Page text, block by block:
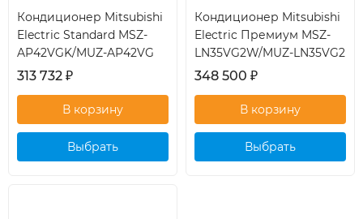
Кондиционер Mitsubishi
Electric Standard MSZ-
AP42VGK/MUZ-AP42VG
313 732 ₽
Выбрать
Кондиционер Mitsubishi
Electric Премиум MSZ-
LN35VG2W/MUZ-LN35VG2
348 500 ₽
Выбрать